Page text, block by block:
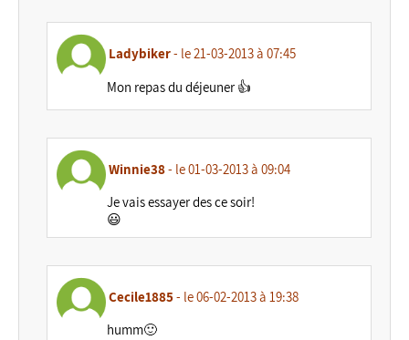
Ladybiker- le 21-03-2013 à 07:45
Mon repas du déjeuner 👍
Winnie38- le 01-03-2013 à 09:04
Je vais essayer des ce soir!
😃
Cecile1885 - le 06-02-2013 à 19:38
humm🙂